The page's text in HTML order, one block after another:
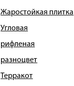
Жаростойкая плитка
Угловая
рифленая
разноцвет
Терракот